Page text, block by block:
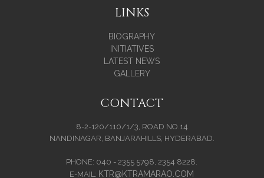
LINKS
BIOGRAPHY
INITIATIVES
LATEST NEWS
GALLERY
CONTACT
8-2-120/110/1/3, ROAD NO.14
NANDINAGAR, BANJARAHILLS, HYDERABAD.
PHONE: 040 - 2355 5798, 2354 8228.
E-MAIL: KTR@KTRAMARAO.COM